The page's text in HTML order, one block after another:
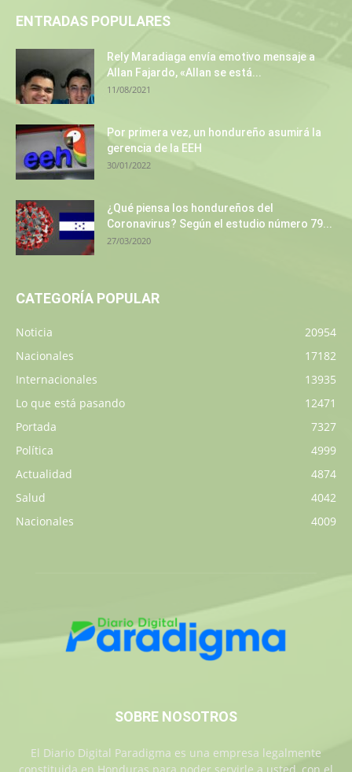
ENTRADAS POPULARES
Rely Maradiaga envía emotivo mensaje a
Allan Fajardo, «Allan se está...
11/08/2021
Por primera vez, un hondureño asumirá la
gerencia de la EEH
30/01/2022
¿Qué piensa los hondureños del
Coronavirus? Según el estudio número 79...
27/03/2020
CATEGORÍA POPULAR
Noticia
20954
Nacionales
17182
Internacionales
13935
Lo que está pasando
12471
Portada
7327
Política
4999
Actualidad
4874
Salud
4042
Nacionales
4009
SOBRE NOSOTROS
El Diario Digital Paradigma es una empresa legalmente